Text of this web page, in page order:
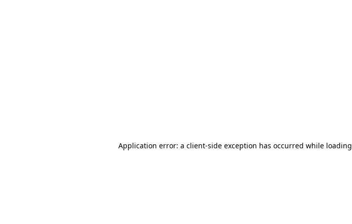
Application error: a client-side exception has occurred while loading